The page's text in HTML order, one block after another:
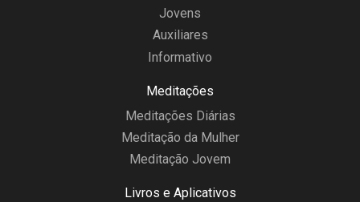
Jovens
Auxiliares
Informativo
Meditações
Meditações Diárias
Meditação da Mulher
Meditação Jovem
Livros e Aplicativos